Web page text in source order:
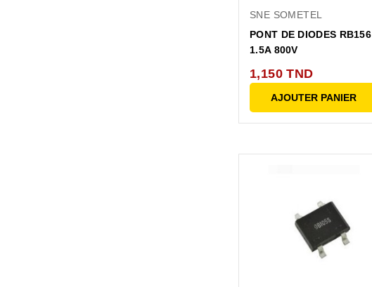
SNE SOMETEL
PONT DE DIODES RB156
1.5A 800V
1,150 TND
AJOUTER PANIER